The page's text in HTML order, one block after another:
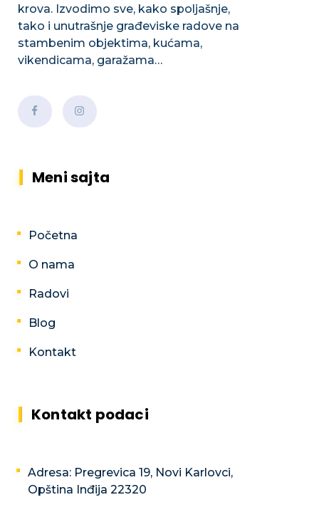
krova. Izvodimo sve, kako spoljašnje,
tako i unutrašnje građeviske radove na
stambenim objektima, kućama,
vikendicama, garažama…
Meni sajta
Početna
O nama
Radovi
Blog
Kontakt
Kontakt podaci
Adresa: Pregrevica 19, Novi Karlovci,
Opština Inđija 22320